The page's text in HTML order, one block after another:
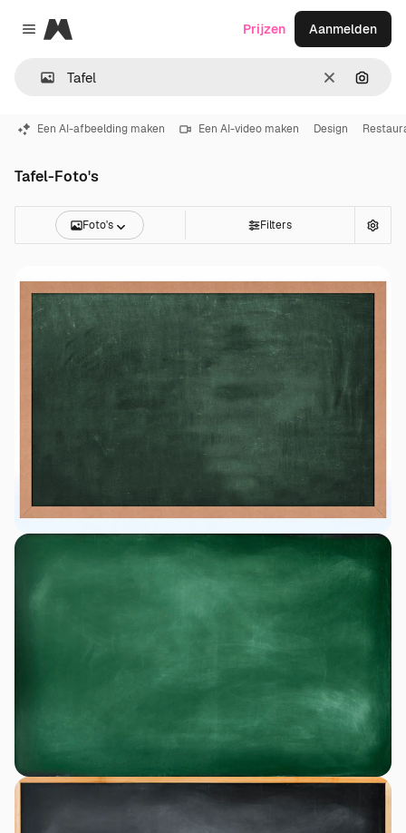
Close menu
Magnific
Wissen
Prijzen Aanmelden
Een AI-afbeelding maken Een AI-video maken Design
Tafel-Foto's
Foto's Filters